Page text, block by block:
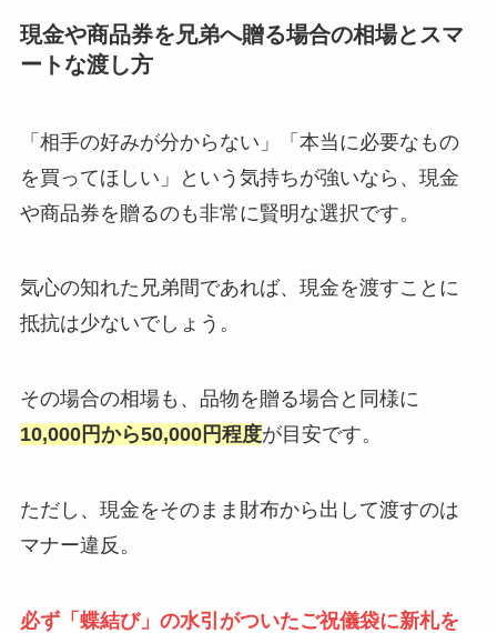
現金や商品券を兄弟へ贈る場合の相場とスマ
ートな渡し方
「相手の好みが分からない」「本当に必要なもの
を買ってほしい」という気持ちが強いなら、現金
や商品券を贈るのも非常に賢明な選択です。
気心の知れた兄弟間であれば、現金を渡すことに
抵抗は少ないでしょう。
その場合の相場も、品物を贈る場合と同様に
10,000円から50,000円程度が目安です。
ただし、現金をそのまま財布から出して渡すのは
マナー違反。
必ず「蝶結び」の水引がついたご祝儀袋に新札を